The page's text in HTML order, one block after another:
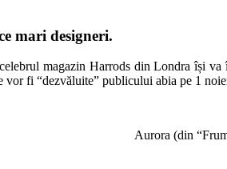
mari designeri.
magazin Harrods din Londra își
fi “dezvăluite” publicului abia pe 1
Aurora (din